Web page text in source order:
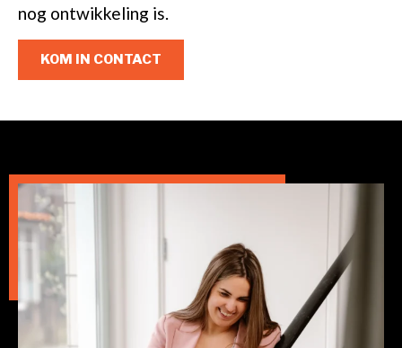
nog ontwikkeling is.
KOM IN CONTACT